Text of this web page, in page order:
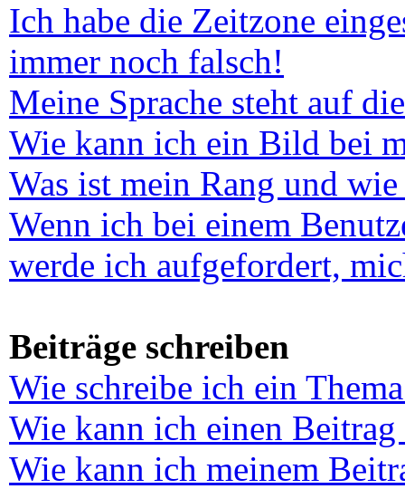
Ich habe die Zeitzone
immer noch falsch!
Meine Sprache steht auf
Wie kann ich ein Bild bei
Was ist mein Rang und
Wenn ich bei einem
werde ich aufgefordert,
Beiträge schreiben
Wie schreibe ich ein
Wie kann ich einen Beitrag
Wie kann ich meinem